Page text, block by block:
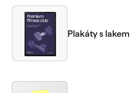
Plakáty s lakem